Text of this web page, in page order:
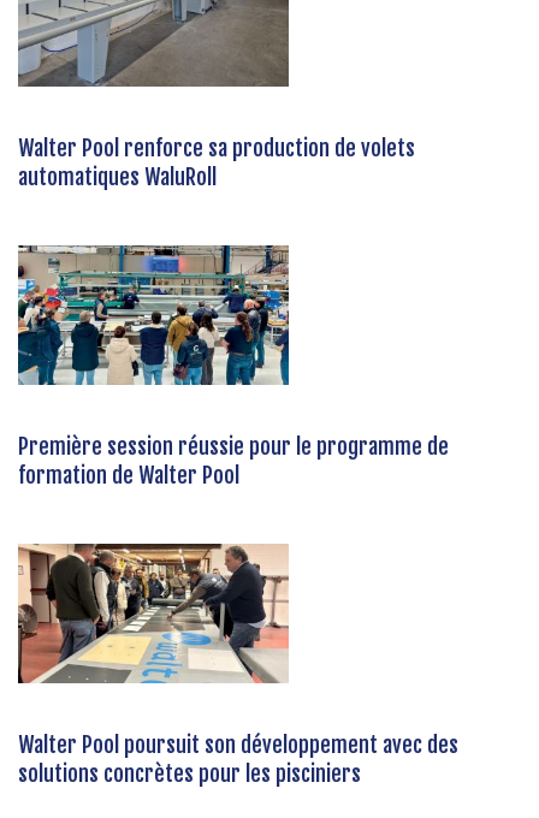
Walter Pool renforce sa production de volets
automatiques WaluRoll
Première session réussie pour le programme de
formation de Walter Pool
Walter Pool poursuit son développement avec des
solutions concrètes pour les pisciniers